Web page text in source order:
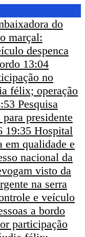
do
marçal:
despenca
13:04
no
félix; operação
Pesquisa
presidente
19:35 Hospital
em qualidade e
nacional da
visto da
na serra
e veículo
a bordo
participação